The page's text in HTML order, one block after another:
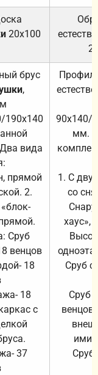
20х100
брус
,
190х140
вида
прямой
2.
Сруб
венцов
18
18
с
37
90х140/
мм.
1. С
со
хаус»,
Сруб с
Сруб
Сруб